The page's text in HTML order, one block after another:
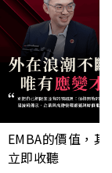
EMBA的價值，
立即收聽